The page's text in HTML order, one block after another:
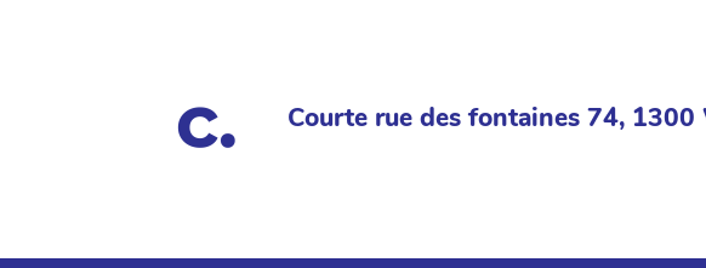
Courte rue des fontaines 74,